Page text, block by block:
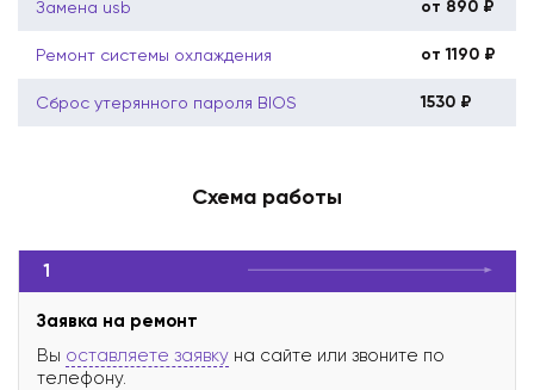
Замена usb от 890 ₽
Ремонт системы охлаждения от 1190 ₽
Сброс утерянного пароля BIOS 1530 ₽
Схема работы
1
Заявка на ремонт
Вы оставляете заявку на сайте или звоните по
телефону.